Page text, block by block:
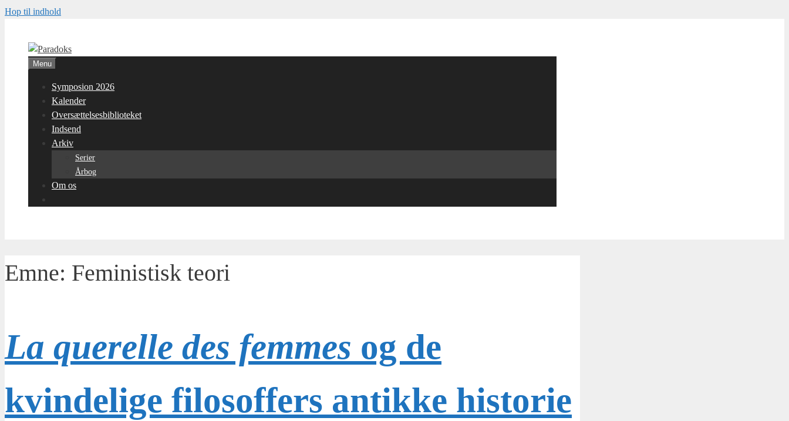
Hop til indhold
Menu
Symposion 2026
Kalender
Oversættelsesbiblioteket
Indsend
Arkiv
Serier
Årbog
Om os
Emne: Feministisk teori
La querelle des femmes og de
kvindelige filosoffers antikke historie